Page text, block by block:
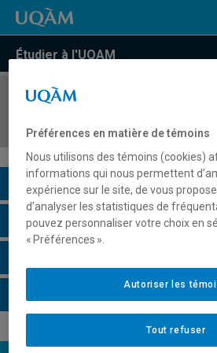
Étudier à l'UQAM
COURS//
Description du cours
Horaire - Été 2026
Préférences en matière de témoins
Nous utilisons des témoins (cookies)
informations qui nous permettent
expérience sur le site, de vous
d’analyser les statistiques de
pouvez personnaliser votre choix en
« Préférences ».
Tout refuser
Autoriser les